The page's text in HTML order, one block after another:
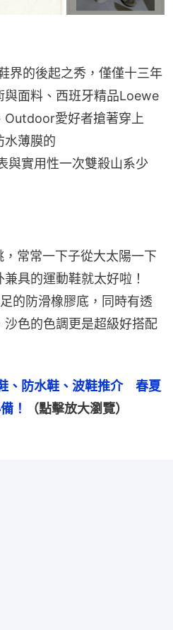
界的後起之秀，僅僅十三年
與面料、西班牙精品Loewe
Outdoor愛好者搶著穿上
水薄膜的
與實用性一次雙殺山系少
常常一下子從大太陽一下
具的運動鞋就太好啦！
的防滑橡膠底，同時有透
色的色調更是超級好搭配
、防水鞋、波鞋推介　春夏
！
（點擊放大瀏覽）